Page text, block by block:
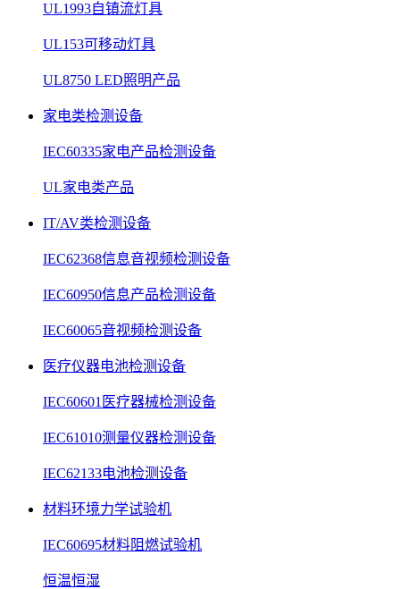
UL1993自镇流灯具
UL153可移动灯具
UL8750 LED照明产品
家电类检测设备
IEC60335家电产品检测设备
UL家电类产品
IT/AV类检测设备
IEC62368信息音视频检测设备
IEC60950信息产品检测设备
IEC60065音视频检测设备
医疗仪器电池检测设备
IEC60601医疗器械检测设备
IEC61010测量仪器检测设备
IEC62133电池检测设备
材料环境力学试验机
IEC60695材料阻燃试验机
恒温恒湿